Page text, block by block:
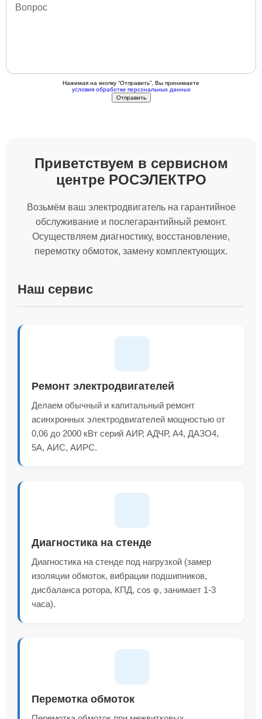
Нажимая на кнопку “Отправить”, Вы принимаете
условия обработки персональных данных
Приветствуем в сервисном
центре РОСЭЛЕКТРО
Возьмём ваш электродвигатель на гарантийное
обслуживание и послегарантийный ремонт.
Осуществляем диагностику, восстановление,
перемотку обмоток, замену комплектующих.
Наш сервис
Ремонт электродвигателей
Делаем обычный и капитальный ремонт
асинхронных электродвигателей мощностью от
0,06 до 2000 кВт серий АИР, АДЧР, А4, ДАЗО4,
5А, АИС, АИРС.
Диагностика на стенде
Диагностика на стенде под нагрузкой (замер
изоляции обмоток, вибрации подшипников,
дисбаланса ротора, КПД, cos φ, занимает 1-3
часа).
Перемотка обмоток